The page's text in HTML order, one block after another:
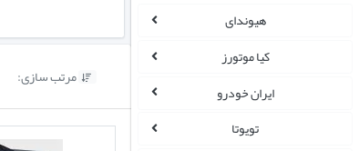
هیوندای
کیا موتورز
ایران خودرو
تویوتا
 مرتب سازی: